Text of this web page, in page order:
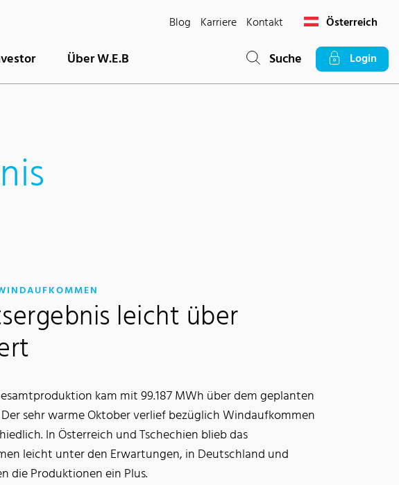
Blog Karriere Kontakt Österreich
Über W.E.B Suche Login
leicht über
kam mit 99.187 MWh über dem geplanten
Der sehr warme Oktober verlief bezüglich Windaufkommen
In Österreich und Tschechien blieb das
leicht unter den Erwartungen, in Deutschland und
die Produktionen ein Plus.